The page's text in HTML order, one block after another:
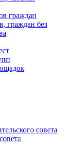
граждан
граждан без
совета